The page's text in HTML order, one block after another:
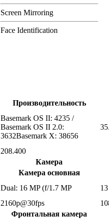
Screen Mirroring
Face Identification
Производительность
Basemark OS II: 4235 /
Basemark OS II 2.0:
3632Basemark X: 38656
208.400
Камера
Камера основная
Dual: 16 MP (f/1.7 MP
2160p@30fps
Фронтальная камера